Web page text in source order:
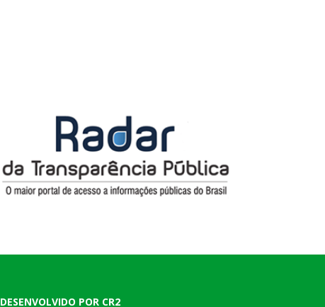
DESENVOLVIDO POR CR2